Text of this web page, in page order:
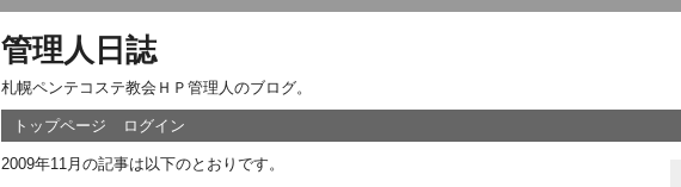
管理人日誌
札幌ペンテコステ教会ＨＰ管理人のブログ。
トップページ ログイン
2009年11月の記事は以下のとおりです。